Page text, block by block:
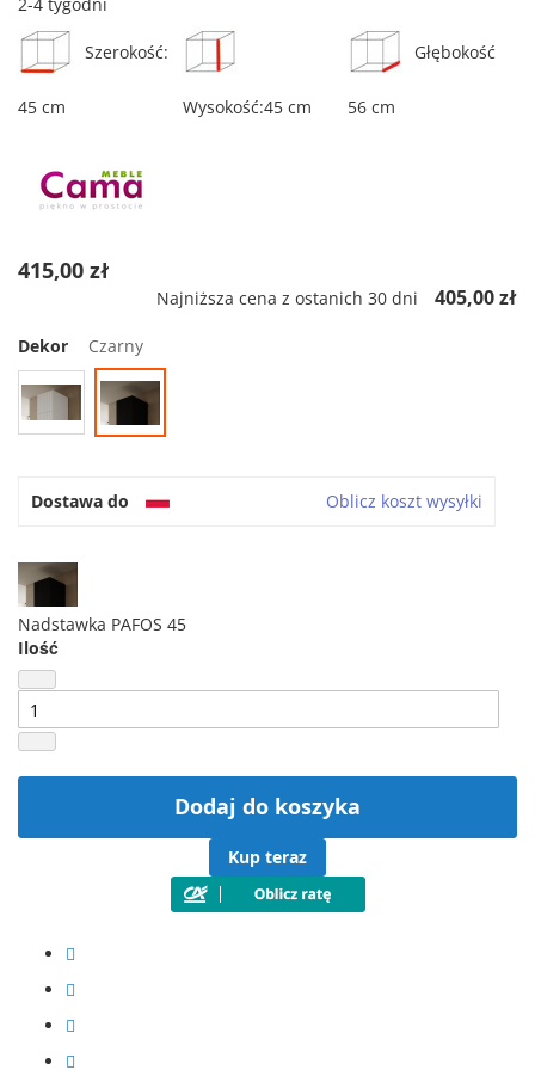
Szerokość:
45 cm Wysokość:45 cm
Głębokość
56 cm
415,00 zł
Najniższa cena z ostanich 30 dni 405,00 zł
Dekor Czarny
Dostawa do Oblicz koszt wysyłki
Nadstawka PAFOS 45
Ilość
Dodaj do koszyka
Kup teraz